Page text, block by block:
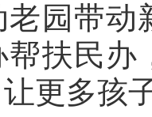
园带动
扶民办
更多孩